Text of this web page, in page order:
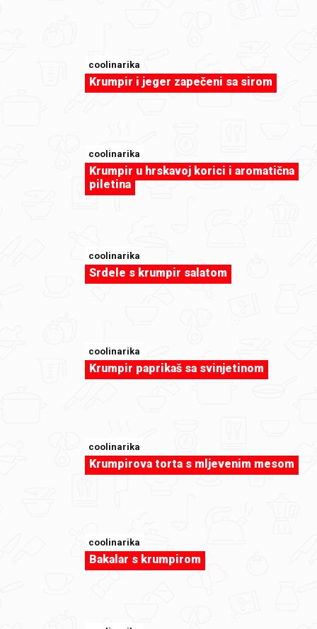
sweet-tooth
sweet-tooth
coolinarika
Krumpir i jeger zapečeni sa sirom
coolinarika
Krumpir u hrskavoj korici i aromatična
piletina
coolinarika
Srdele s krumpir salatom
coolinarika
Krumpir paprikaš sa svinjetinom
coolinarika
Krumpirova torta s mljevenim mesom
coolinarika
Bakalar s krumpirom